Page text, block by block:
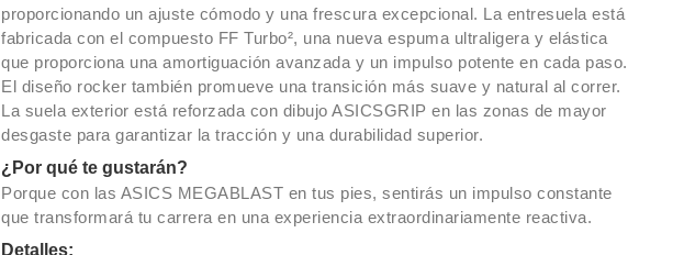
proporcionando un ajuste cómodo y una frescura excepcional. La entresuela está
fabricada con el compuesto FF Turbo², una nueva espuma ultraligera y elástica
que proporciona una amortiguación avanzada y un impulso potente en cada paso.
El diseño rocker también promueve una transición más suave y natural al correr.
La suela exterior está reforzada con dibujo ASICSGRIP en las zonas de mayor
desgaste para garantizar la tracción y una durabilidad superior.
¿Por qué te gustarán?
Porque con las ASICS MEGABLAST en tus pies, sentirás un impulso constante
que transformará tu carrera en una experiencia extraordinariamente reactiva.
Detalles: